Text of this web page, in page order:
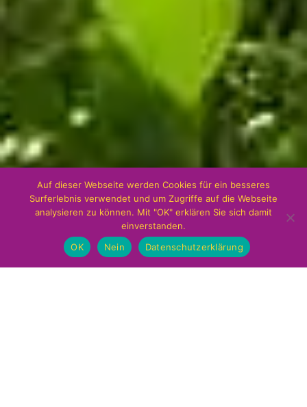
Auf dieser Webseite werden Cookies für ein besseres
Surferlebnis verwendet und um Zugriffe auf die Webseite
analysieren zu können. Mit "OK" erklären Sie sich damit
einverstanden.
OK
Nein Datenschutzerklärung